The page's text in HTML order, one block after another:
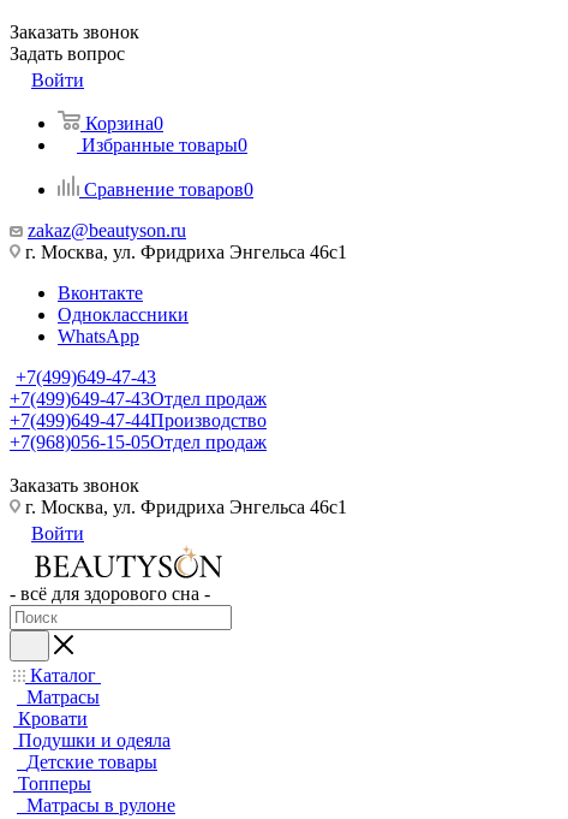
Заказать звонок
Задать вопрос
Войти
Корзина0
Избранные товары0
Сравнение товаров0
zakaz@beautyson.ru
г. Москва, ул. Фридриха Энгельса 46с1
Вконтакте
Одноклассники
WhatsApp
+7(499)649-47-43
+7(499)649-47-43Отдел продаж
+7(499)649-47-44Производство
+7(968)056-15-05Отдел продаж
Заказать звонок
г. Москва, ул. Фридриха Энгельса 46с1
Войти
- всё для здорового сна -
Каталог
Матрасы
Кровати
Подушки и одеяла
Детские товары
Топперы
Матрасы в рулоне